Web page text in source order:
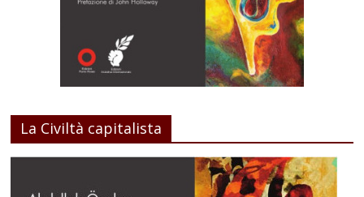
La Civiltà capitalista